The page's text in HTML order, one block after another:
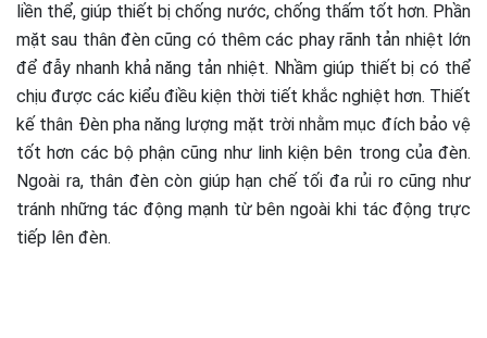
liền thể, giúp thiết bị chống nước, chống thấm tốt hơn. Phần
mặt sau thân đèn cũng có thêm các phay rãnh tản nhiệt lớn
để đẫy nhanh khả năng tản nhiệt. Nhầm giúp thiết bị có thể
chịu được các kiểu điều kiện thời tiết khắc nghiệt hơn. Thiết
kế thân Đèn pha năng lượng mặt trời nhằm mục đích bảo vệ
tốt hơn các bộ phận cũng như linh kiện bên trong của đèn.
Ngoài ra, thân đèn còn giúp hạn chế tối đa rủi ro cũng như
tránh những tác động mạnh từ bên ngoài khi tác động trực
tiếp lên đèn.